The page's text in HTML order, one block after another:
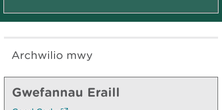
Archwilio mwy
Gwefannau Eraill